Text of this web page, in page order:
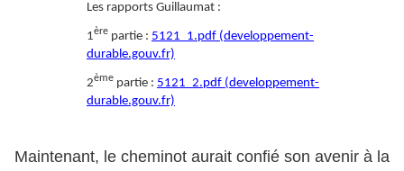
Les rapports Guillaumat :
1ère partie : 5121_1.pdf (developpement-
durable.gouv.fr)
2ème partie : 5121_2.pdf (developpement-
durable.gouv.fr)
Maintenant, le cheminot aurait confié son avenir à la